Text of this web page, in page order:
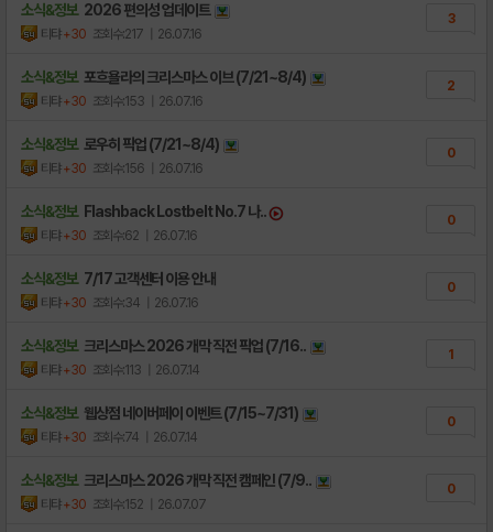
소식&정보 2026 편의성 업데이트
티탸+30 조회수:217 | 26.07.16
3
소식&정보 포흐욜라의 크리스마스 이브 (7/21~8/4)
티탸+30 조회수:153 | 26.07.16
2
소식&정보 로우히 픽업 (7/21~8/4)
티탸+30 조회수:156 | 26.07.16
0
소식&정보 Flashback Lostbelt No.7 나..
티탸+30 조회수:62 | 26.07.16
0
소식&정보 7/17 고객센터 이용 안내
티탸+30 조회수:34 | 26.07.16
0
소식&정보 크리스마스 2026 개막 직전 픽업 (7/16..
티탸+30 조회수:113 | 26.07.14
1
소식&정보 웹상점 네이버페이 이벤트 (7/15~7/31)
티탸+30 조회수:74 | 26.07.14
0
소식&정보 크리스마스 2026 개막 직전 캠페인 (7/9..
티탸+30 조회수:152 | 26.07.07
0